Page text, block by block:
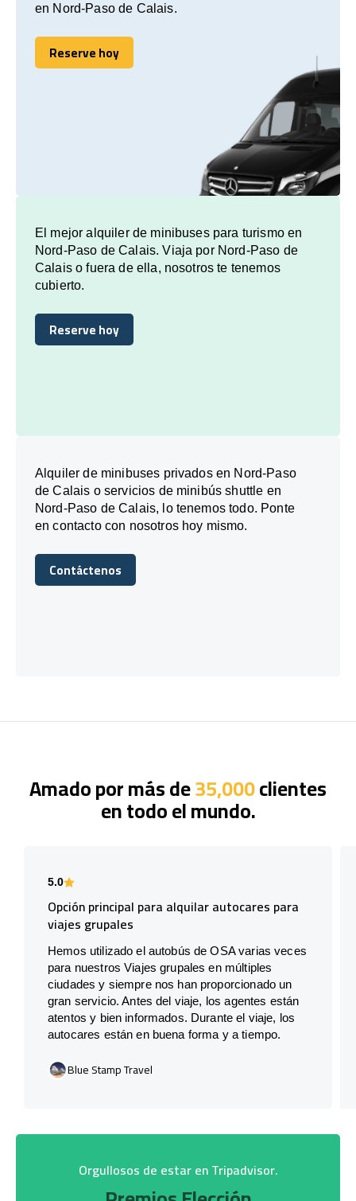
en Nord-Paso de Calais.
Reserve hoy
Reserve hoy
El mejor alquiler de minibuses para turismo en
Nord-Paso de Calais. Viaja por Nord-Paso de
Calais o fuera de ella, nosotros te tenemos
cubierto.
Reserve hoy
Reserve hoy
Alquiler de minibuses privados en Nord-Paso
de Calais o servicios de minibús shuttle en
Nord-Paso de Calais, lo tenemos todo. Ponte
en contacto con nosotros hoy mismo.
Contáctenos
Contáctenos
Amado por más de35,000clientes
en todo el mundo.
5.0
Opción principal para alquilar autocares para
viajes grupales
Hemos utilizado el autobús de OSA varias veces
para nuestros Viajes grupales en múltiples
ciudades y siempre nos han proporcionado un
gran servicio. Antes del viaje, los agentes están
atentos y bien informados. Durante el viaje, los
autocares están en buena forma y a tiempo.
Blue Stamp Travel
Orgullosos de estar en Tripadvisor.